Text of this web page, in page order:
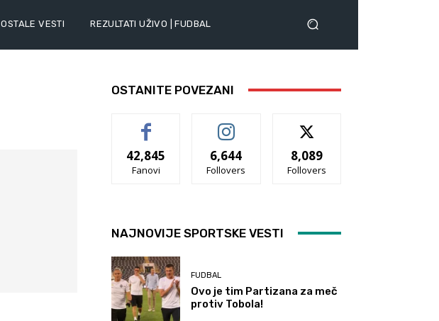
OSTALE VESTI REZULTATI UŽIVO | FUDBAL
OSTANITE POVEZANI
42,845
Fanovi
6,644
Follovers
8,089
Follovers
NAJNOVIJE SPORTSKE VESTI
FUDBAL
Ovo je tim Partizana za meč
protiv Tobola!